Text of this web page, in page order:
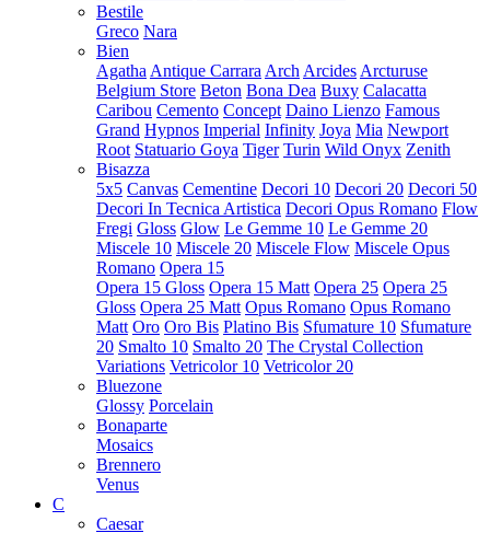
Bestile
Greco Nara
Bien
Agatha Antique Carrara Arch Arcides Arcturuse
Belgium Store Beton Bona Dea Buxy Calacatta
Caribou Cemento Concept Daino Lienzo Famous
Grand Hypnos Imperial Infinity Joya Mia Newport
Root Statuario Goya Tiger Turin Wild Onyx Zenith
Bisazza
5x5 Canvas Cementine Decori 10 Decori 20 Decori 50
Decori In Tecnica Artistica Decori Opus Romano Flow
Fregi Gloss Glow Le Gemme 10 Le Gemme 20
Miscele 10 Miscele 20 Miscele Flow Miscele Opus
Romano Opera 15
Opera 15 Gloss Opera 15 Matt Opera 25 Opera 25
Gloss Opera 25 Matt Opus Romano Opus Romano
Matt Oro Oro Bis Platino Bis Sfumature 10 Sfumature
20 Smalto 10 Smalto 20 The Crystal Collection
Variations Vetricolor 10 Vetricolor 20
Bluezone
Glossy Porcelain
Bonaparte
Mosaics
Brennero
Venus
C
Caesar